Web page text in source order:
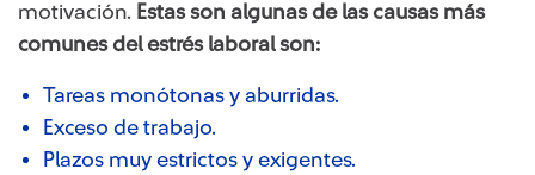
motivación. Estas son algunas de las causas más
comunes del estrés laboral son:
Tareas monótonas y aburridas.
Exceso de trabajo.
Plazos muy estrictos y exigentes.